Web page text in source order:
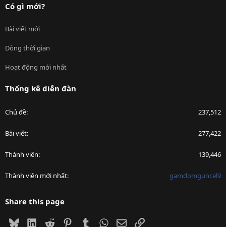
Có gì mới?
Bài viết mới
Dòng thời gian
Hoạt động mới nhất
Thống kê diễn đàn
Chủ đề 237,512
Bài viết 277,422
Thành viên 139,446
Thành viên mới nhất gamdomguncel9
Share this page
BlueskyLinkedIn
Reddit PinterestTumblrWhatsApp
EmailLink